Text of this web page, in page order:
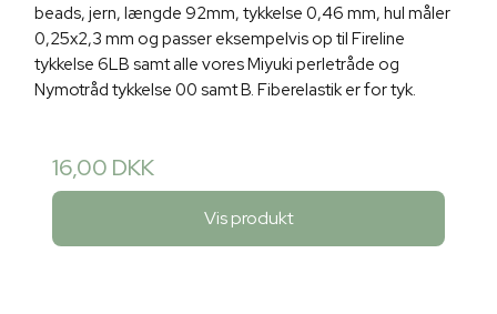
beads, jern, længde 92mm, tykkelse 0,46 mm, hul måler
0,25x2,3 mm og passer eksempelvis op til Fireline
tykkelse 6LB samt alle vores Miyuki perletråde og
Nymotråd tykkelse 00 samt B. Fiberelastik er for tyk.
16,00 DKK
Vis produkt